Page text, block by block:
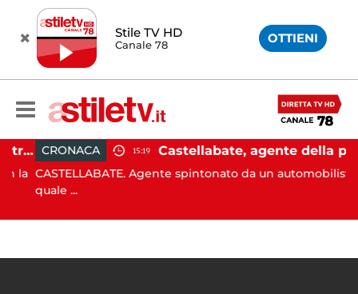
Stile TV HD
Canale 78 OTTIENI
Castellabate, barca di 12 metri resta incastrata sugli scogli: salvate 9 persone
la
CRONACA 15:19 Castellabate, agente della polizia locale aggredito per una multa: turista denunciato
CASTELLABATE. Agente spintonato da un automobilista al
quale ...